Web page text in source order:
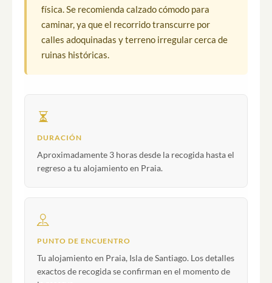
física. Se recomienda calzado cómodo para
caminar, ya que el recorrido transcurre por
calles adoquinadas y terreno irregular cerca de
ruinas históricas.
DURACIÓN
Aproximadamente 3 horas desde la recogida hasta el
regreso a tu alojamiento en Praia.
PUNTO DE ENCUENTRO
Tu alojamiento en Praia, Isla de Santiago. Los detalles
exactos de recogida se confirman en el momento de